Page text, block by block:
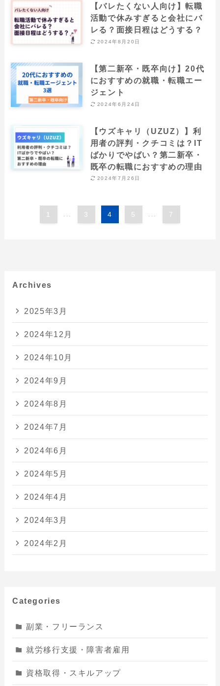
【バレたくない人向け】転職
活動で休みすぎると会社にバ
レる？面接日程はどうする？
2024年8月20日
【第二新卒・既卒向け】20代
におすすめの就職・転職エー
ジェント
2024年6月24日
【ウズキャリ（UZUZ）】利
用者の評判・クチコミは？IT
ばかりでやばい？第二新卒・
既卒の転職におすすめの理由
2024年7月26日
1 ... 3 4 5 ... 7
Archives
2025年3月
2024年12月
2024年10月
2024年9月
2024年8月
2024年7月
2024年6月
2024年5月
2024年4月
2024年3月
2024年2月
Categories
副業・フリーランス
就労移行支援・障害者雇用
資格取得・スキルアップ